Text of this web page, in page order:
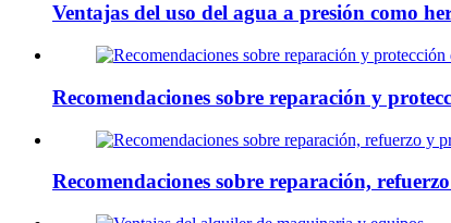
Ventajas del uso del agua a presión como
Recomendaciones sobre reparación y
Recomendaciones sobre reparación,